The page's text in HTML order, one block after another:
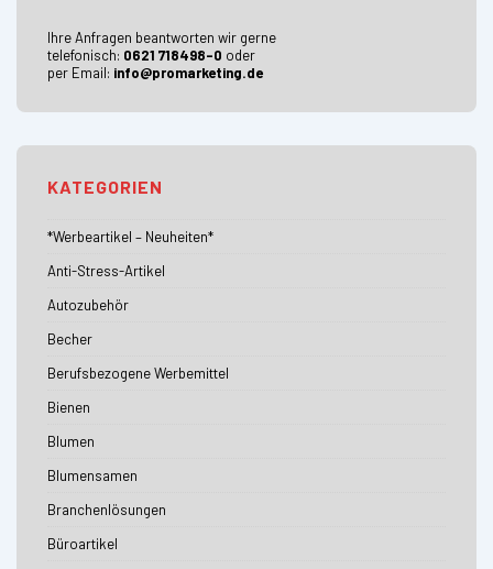
Ihre Anfragen beantworten wir gerne
telefonisch: 0621 718498-0 oder
per Email: info@promarketing.de
KATEGORIEN
*Werbeartikel – Neuheiten*
Anti-Stress-Artikel
Autozubehör
Becher
Berufsbezogene Werbemittel
Bienen
Blumen
Blumensamen
Branchenlösungen
Büroartikel